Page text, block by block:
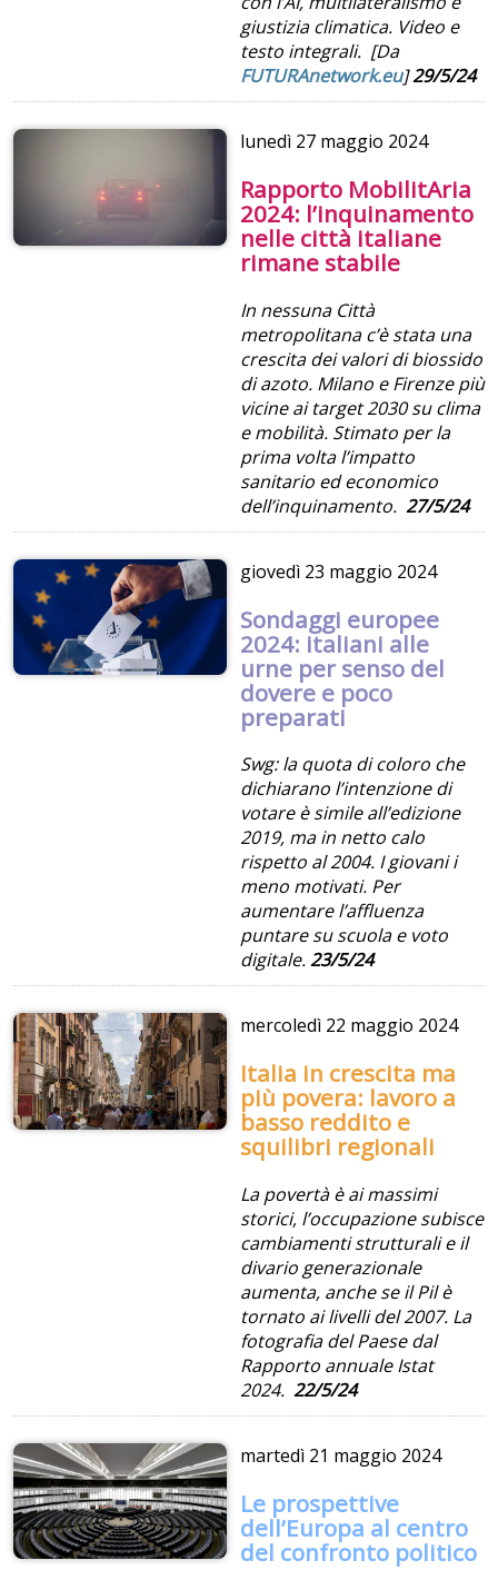
giustizia climatica. Video e
testo integrali. [Da
FUTURAnetwork.eu]29/5/24
lunedì 27 maggio 2024
Rapporto MobilitAria
2024: l’inquinamento
nelle città italiane
rimane stabile
In nessuna Città
metropolitana c’è stata una
crescita dei valori di biossido
di azoto. Milano e Firenze più
vicine ai target 2030 su clima
e mobilità. Stimato per la
prima volta l’impatto
sanitario ed economico
dell’inquinamento. 27/5/24
giovedì 23 maggio 2024
Sondaggi europee
2024: italiani alle
urne per senso del
dovere e poco
preparati
Swg: la quota di coloro che
dichiarano l’intenzione di
votare è simile all’edizione
2019, ma in netto calo
rispetto al 2004. I giovani i
meno motivati. Per
aumentare l’affluenza
puntare su scuola e voto
digitale.23/5/24
mercoledì 22 maggio 2024
Italia in crescita ma
più povera: lavoro a
basso reddito e
squilibri regionali
La povertà è ai massimi
storici, l’occupazione subisce
cambiamenti strutturali e il
divario generazionale
aumenta, anche se il Pil è
tornato ai livelli del 2007. La
fotografia del Paese dal
Rapporto annuale Istat
2024. 22/5/24
martedì 21 maggio 2024
Le prospettive
dell’Europa al centro
del confronto politico